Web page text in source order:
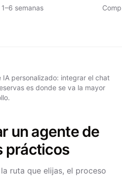
1–6 semanas
personalizado: integrar el chat
es donde se va la mayor
un agente de
prácticos
ruta que elijas, el proceso